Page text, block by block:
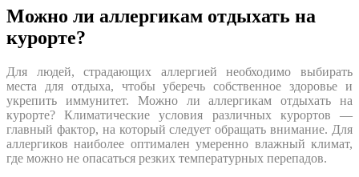
Можно ли аллергикам отдыхать на
курорте?
Для людей, страдающих аллергией необходимо выбирать
места для отдыха, чтобы уберечь собственное здоровье и
укрепить иммунитет. Можно ли аллергикам отдыхать на
курорте? Климатические условия различных курортов —
главный фактор, на который следует обращать внимание. Для
аллергиков наиболее оптимален умеренно влажный климат,
где можно не опасаться резких температурных перепадов.